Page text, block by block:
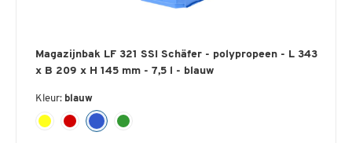
Magazijnbak LF 321 SSI Schäfer - polypropeen - L 343
x B 209 x H 145 mm - 7,5 l - blauw
Kleur: blauw